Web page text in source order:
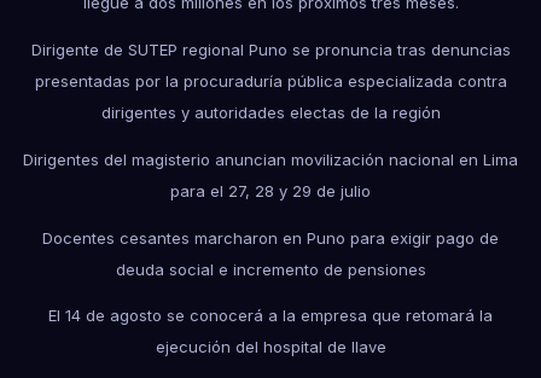
Dirigente de SUTEP regional Puno se pronuncia tras denuncias
presentadas por la procuraduría pública especializada contra
dirigentes y autoridades electas de la región
Dirigentes del magisterio anuncian movilización nacional en Lima
para el 27, 28 y 29 de julio
Docentes cesantes marcharon en Puno para exigir pago de
deuda social e incremento de pensiones
El 14 de agosto se conocerá a la empresa que retomará la
ejecución del hospital de Ilave